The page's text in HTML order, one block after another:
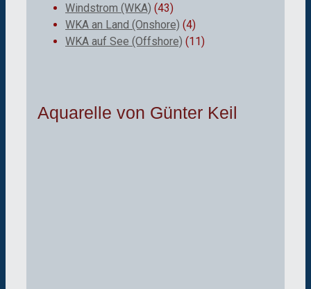
Windstrom (WKA) (43)
WKA an Land (Onshore) (4)
WKA auf See (Offshore) (11)
Aquarelle von Günter Keil